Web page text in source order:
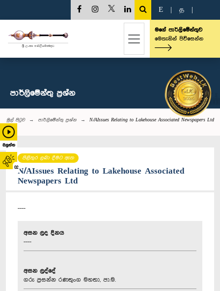
බලන්න
02
E த
මගේ පාර්ලිමේන්තුව
මෙතැනින් පිවිසෙන්න
පාර්ලි‌මේන්තු‌ ප්‍රශ්න
මුල් පිටුව පාර්ලි‌මේන්තු‌ ප්‍රශ්න N/AIssues Relating to Lakehouse Associated Newspapers Ltd
පිළිතුර ලබා දීමට ඇත
N/AIssues Relating to Lakehouse Associated
Newspapers Ltd
----
අසන ලද දිනය
----
අසන ලද්දේ
ගරු ප්‍රසන්න රණතුංග මහතා, පා.ම.